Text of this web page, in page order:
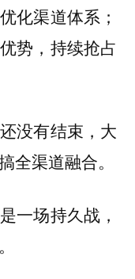
化渠道体系；
势，持续抢占
没有结束， 大
全渠道融合。
一场持久战，